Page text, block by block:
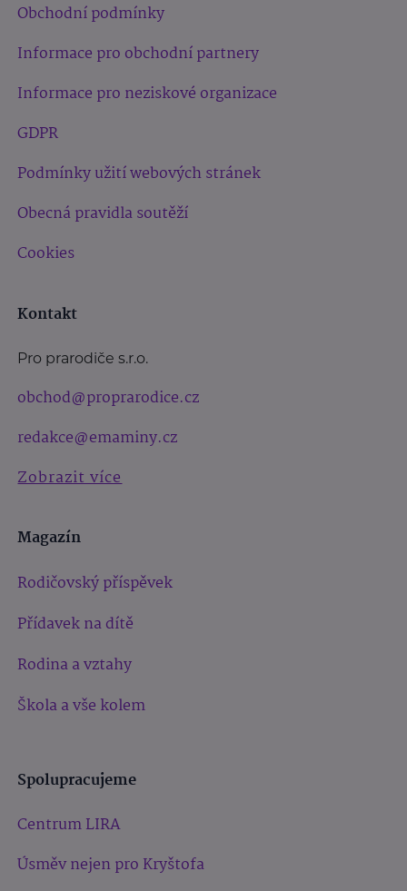
Obchodní podmínky
Informace pro obchodní partnery
Informace pro neziskové organizace
GDPR
Podmínky užití webových stránek
Obecná pravidla soutěží
Cookies
Kontakt
Pro prarodiče s.r.o.
obchod@proprarodice.cz
redakce@emaminy.cz
Zobrazit více
Magazín
Rodičovský příspěvek
Přídavek na dítě
Rodina a vztahy
Škola a vše kolem
Spolupracujeme
Centrum LIRA
Úsměv nejen pro Kryštofa